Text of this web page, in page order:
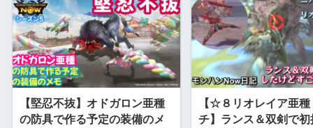
【堅忍不抜】オドガロン亜種
の防具で作る予定の装備のメ
【☆８リオレイア亜種
チ】ランス＆双剣で初